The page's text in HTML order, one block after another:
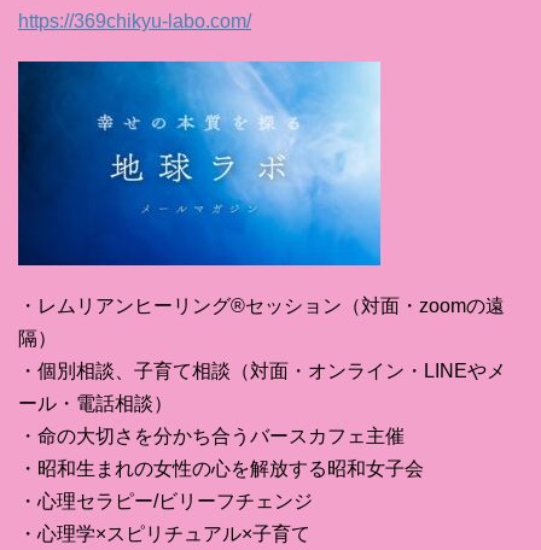
https://369chikyu-labo.com/
・レムリアンヒーリング®セッション（対面・zoomの遠
隔）
・個別相談、子育て相談（対面・オンライン・LINEやメ
ール・電話相談）
・命の大切さを分かち合うバースカフェ主催
・昭和生まれの女性の心を解放する昭和女子会
・心理セラピー/ビリーフチェンジ
・心理学×スピリチュアル×子育て